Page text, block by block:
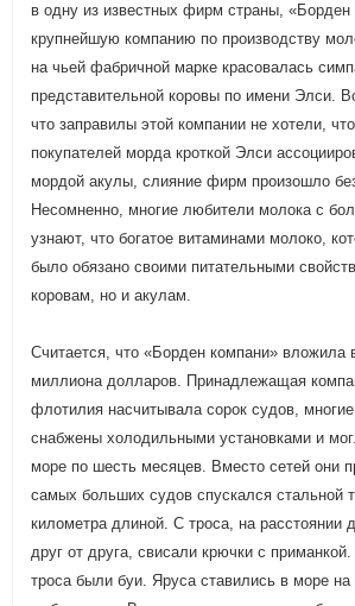
в одну из известных фирм страны, «Борден
крупнейшую компанию по производству
на чьей фабричной марке красовалась
представительной коровы по имени Элси.
что заправилы этой компании не хотели,
покупателей морда кроткой Элси
мордой акулы, слияние фирм произошло
Несомненно, многие любители молока с
узнают, что богатое витаминами молоко,
было обязано своими питательными
коровам, но и акулам.
Считается, что «Борден компани»
миллиона долларов. Принадлежащая
флотилия насчитывала сорок судов,
снабжены холодильными установками и
море по шесть месяцев. Вместо сетей они
самых больших судов спускался стальной
километра длиной. С троса, на расстоянии
друг от друга, свисали крючки с
троса были буи. Яруса ставились в море на